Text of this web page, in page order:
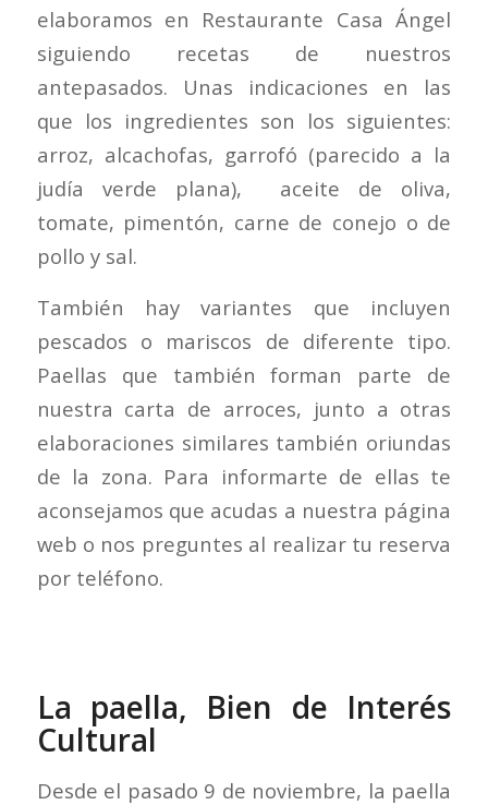
elaboramos en Restaurante Casa Ángel
siguiendo recetas de nuestros
antepasados. Unas indicaciones en las
que los ingredientes son los siguientes:
arroz, alcachofas, garrofó (parecido a la
judía verde plana), aceite de oliva,
tomate, pimentón, carne de conejo o de
pollo y sal.
También hay variantes que incluyen
pescados o mariscos de diferente tipo.
Paellas que también forman parte de
nuestra carta de arroces, junto a otras
elaboraciones similares también oriundas
de la zona. Para informarte de ellas te
aconsejamos que acudas a nuestra página
web o nos preguntes al realizar tu reserva
por teléfono.
La paella, Bien de Interés
Cultural
Desde el pasado 9 de noviembre, la paella